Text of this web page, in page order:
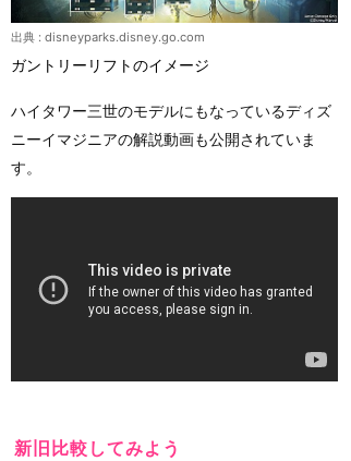
出典 : disneyparks.disney.go.com
ガントリーリフトのイメージ
ハイタワー三世のモデルにもなっているディズ
ニーイマジニアの解説動画も公開されていま
す。
新旧比較してみよう